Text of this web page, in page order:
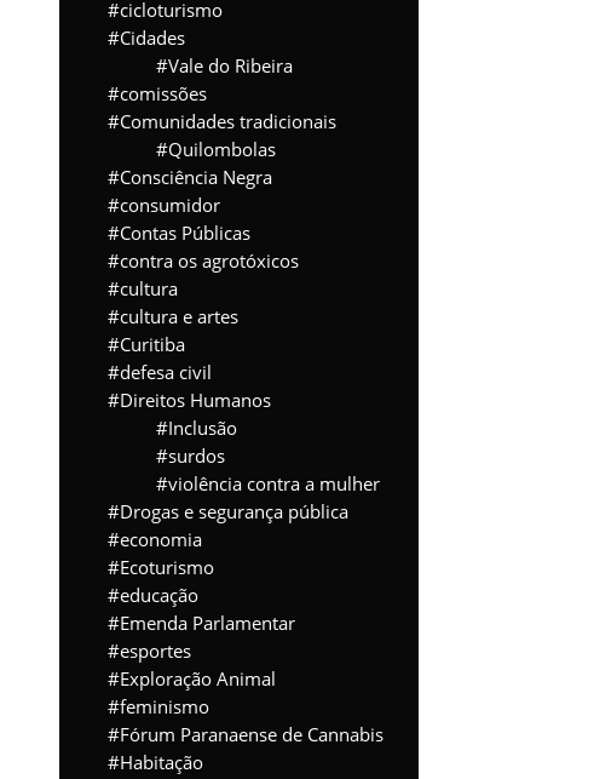
cicloturismo
Cidades
Vale do Ribeira
comissões
Comunidades tradicionais
Quilombolas
Consciência Negra
consumidor
Contas Públicas
contra os agrotóxicos
cultura
cultura e artes
Curitiba
defesa civil
Direitos Humanos
Inclusão
surdos
violência contra a mulher
Drogas e segurança pública
economia
Ecoturismo
educação
Emenda Parlamentar
esportes
Exploração Animal
feminismo
Fórum Paranaense de Cannabis
Habitação